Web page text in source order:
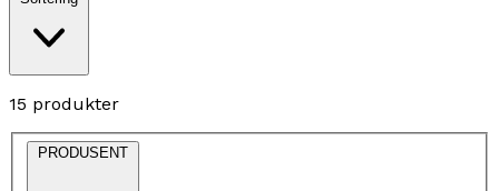
15 produkter
PRODUSENT